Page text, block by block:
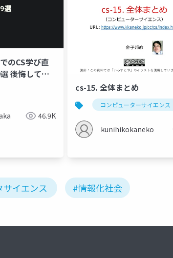
のCS学び直
後悔してい
46.9K
cs-15. 全体まとめ
コンピューターサイエンス
kunihikokaneko
イエンス #情報化社会